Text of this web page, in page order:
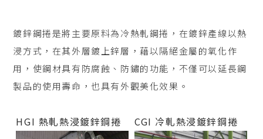
鍍鋅鋼捲是將主要原料為冷熱軋鋼捲，在鍍鋅產線以熱
浸方式，在其外層鍍上鋅層，藉以隔絕金屬的氧化作
用，使鋼材具有防腐蝕、防鏽的功能，不僅可以延長鋼
製品的使用壽命，也具有外觀美化效果。
HGI 熱軋熱浸鍍鋅鋼捲 CGI 冷軋熱浸鍍鋅鋼捲